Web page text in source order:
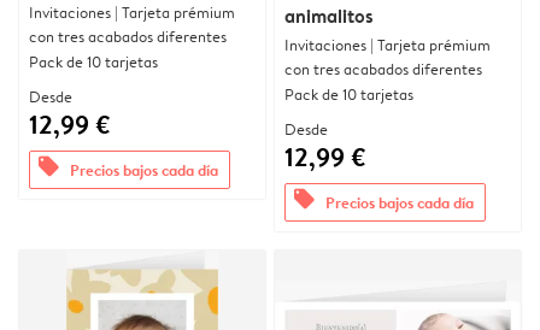
Invitaciones | Tarjeta prémium
con tres acabados diferentes
Pack de 10 tarjetas
Desde
12,99 €
offers Precios bajos cada día
animalitos
Invitaciones | Tarjeta prémium
con tres acabados diferentes
Pack de 10 tarjetas
Desde
12,99 €
offers Precios bajos cada día